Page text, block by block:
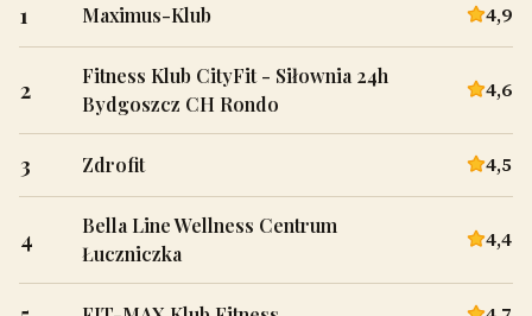
1 Maximus-Klub 4,9
2
Fitness Klub CityFit - Siłownia 24h
Bydgoszcz CH Rondo
4,6
3 Zdrofit 4,5
4
Bella Line Wellness Centrum
Łuczniczka
4,4